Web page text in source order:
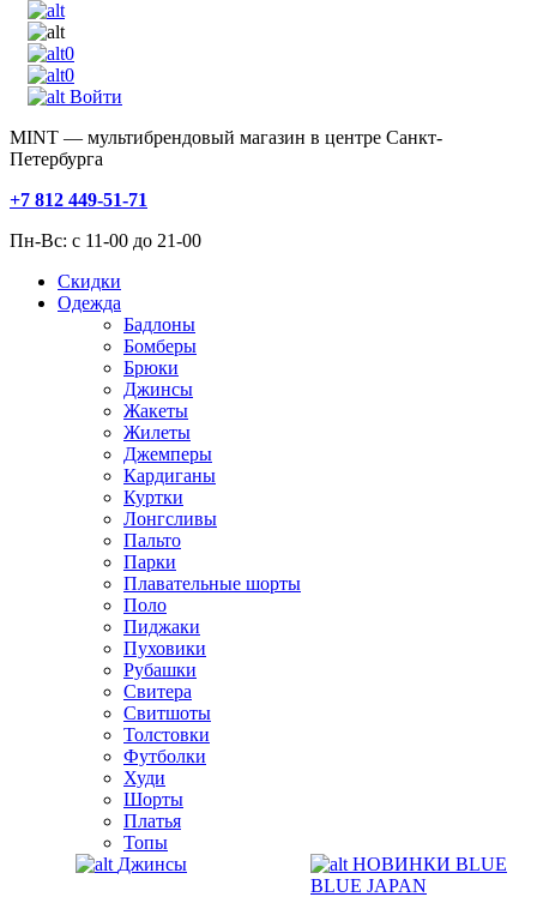
0
0
Войти
MINT — мультибрендовый магазин в центре Санкт-
Петербурга
+7 812 449-51-71
Пн-Вс: с 11-00 до 21-00
Скидки
Одежда
Бадлоны
Бомберы
Брюки
Джинсы
Жакеты
Жилеты
Джемперы
Кардиганы
Куртки
Лонгсливы
Пальто
Парки
Плавательные шорты
Поло
Пиджаки
Пуховики
Рубашки
Свитера
Свитшоты
Толстовки
Футболки
Худи
Шорты
Платья
Топы
Джинсы
НОВИНКИ BLUE
BLUE JAPAN